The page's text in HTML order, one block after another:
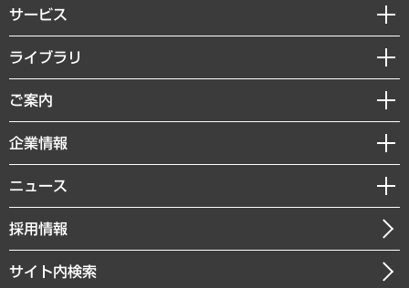
サービス
経営戦略
組織・人事戦略
デジタルイノベーション
共生・ダイバーシティ
GRC（ガバナンス・リスク・コンプライアンス）・防災（政策）
経済・産業・雇用・労働
ライブラリ
経済調査
レポート
コラム
経営用語集
受託・受注実績（官公庁関連）
メディア掲載・出演
ご案内
セミナー・イベント情報
MUFGビジネスセミナー
受託案件情報
企業情報
私たちの想い
社長メッセージ
会社概要
ニュース
ニュースリリース
お知らせ
採用情報
サイト内検索